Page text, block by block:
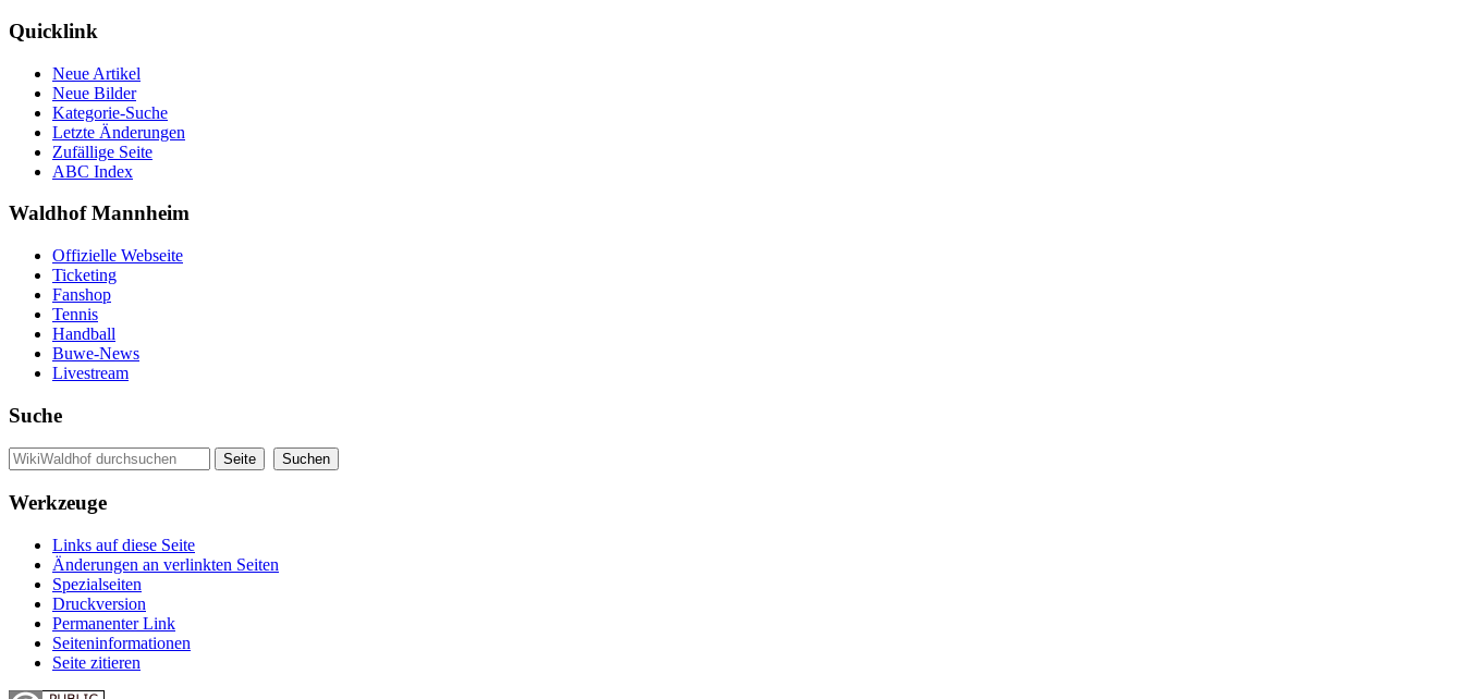
Quicklink
Neue Artikel
Neue Bilder
Kategorie-Suche
Letzte Änderungen
Zufällige Seite
ABC Index
Waldhof Mannheim
Offizielle Webseite
Ticketing
Fanshop
Tennis
Handball
Buwe-News
Livestream
Suche
Werkzeuge
Links auf diese Seite
Änderungen an verlinkten Seiten
Spezialseiten
Druckversion
Permanenter Link
Seiten­informationen
Seite zitieren